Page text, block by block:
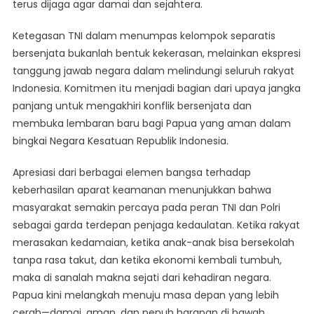
terus dijaga agar damai dan sejahtera.
Ketegasan TNI dalam menumpas kelompok separatis
bersenjata bukanlah bentuk kekerasan, melainkan ekspresi
tanggung jawab negara dalam melindungi seluruh rakyat
Indonesia. Komitmen itu menjadi bagian dari upaya jangka
panjang untuk mengakhiri konflik bersenjata dan
membuka lembaran baru bagi Papua yang aman dalam
bingkai Negara Kesatuan Republik Indonesia.
Apresiasi dari berbagai elemen bangsa terhadap
keberhasilan aparat keamanan menunjukkan bahwa
masyarakat semakin percaya pada peran TNI dan Polri
sebagai garda terdepan penjaga kedaulatan. Ketika rakyat
merasakan kedamaian, ketika anak-anak bisa bersekolah
tanpa rasa takut, dan ketika ekonomi kembali tumbuh,
maka di sanalah makna sejati dari kehadiran negara.
Papua kini melangkah menuju masa depan yang lebih